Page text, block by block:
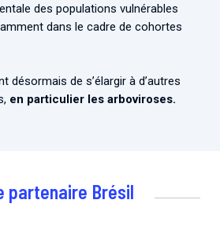
des populations vulnérables
dans le cadre de cohortes
désormais de s’élargir à d’autres
en particulier les arboviroses.
partenaire Brésil